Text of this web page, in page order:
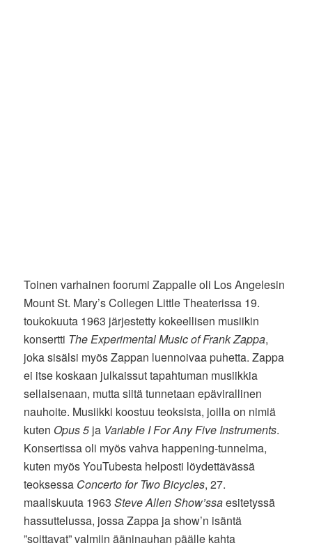
Toinen varhainen foorumi Zappalle oli Los Angelesin
Mount St. Mary’s Collegen Little Theaterissa 19.
toukokuuta 1963 järjestetty kokeellisen musiikin
konsertti The Experimental Music of Frank Zappa,
joka sisälsi myös Zappan luennoivaa puhetta. Zappa
ei itse koskaan julkaissut tapahtuman musiikkia
sellaisenaan, mutta siitä tunnetaan epävirallinen
nauhoite. Musiikki koostuu teoksista, joilla on nimiä
kuten Opus 5 ja Variable I For Any Five Instruments.
Konsertissa oli myös vahva happening-tunnelma,
kuten myös YouTubesta helposti löydettävässä
teoksessa Concerto for Two Bicycles, 27.
maaliskuuta 1963Steve Allen Show’ssaesitetyssä
hassuttelussa, jossa Zappa ja show’n isäntä
”soittavat” valmiin ääninauhan päälle kahta